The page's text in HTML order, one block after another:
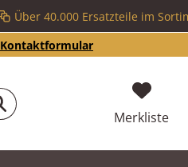
Über 40.000 Ersatzteile im
Kontaktformular
Merkliste